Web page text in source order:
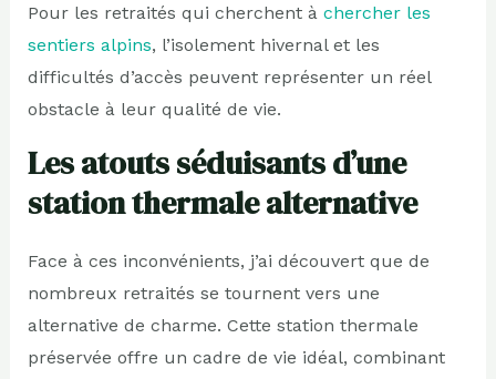
Pour les retraités qui cherchent à chercher les
sentiers alpins, l’isolement hivernal et les
difficultés d’accès peuvent représenter un réel
obstacle à leur qualité de vie.
Les atouts séduisants d’une
station thermale alternative
Face à ces inconvénients, j’ai découvert que de
nombreux retraités se tournent vers une
alternative de charme. Cette station thermale
préservée offre un cadre de vie idéal, combinant